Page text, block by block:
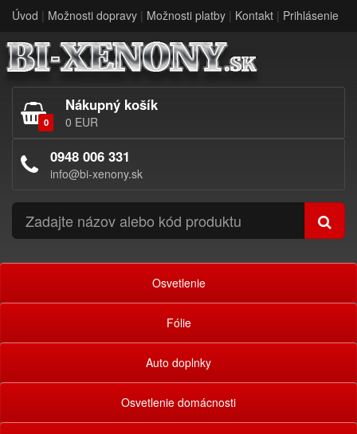
Úvod | Možnosti dopravy | Možnosti platby | Kontakt | Prihlásenie
0
Nákupný košík
0 EUR
0948 006 331
info@bi-xenony.sk
Osvetlenie
Fólie
Auto doplnky
Osvetlenie domácnosti